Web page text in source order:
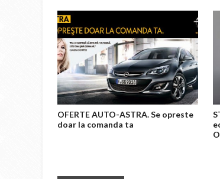
OFERTE AUTO-ASTRA. Se opreste
doar la comanda ta